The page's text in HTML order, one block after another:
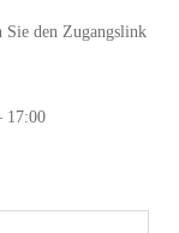
Sie den Zugangslink
17:00